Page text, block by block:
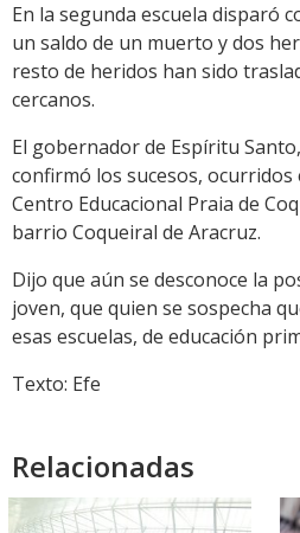
En la segunda escuela disparó
un saldo de un muerto y dos
resto de heridos han sido
cercanos.
El gobernador de Espíritu
confirmó los sucesos, ocurridos
Centro Educacional Praia de
barrio Coqueiral de Aracruz.
Dijo que aún se desconoce la
joven, que quien se sospecha
esas escuelas, de educación
Texto: Efe
Relacionadas